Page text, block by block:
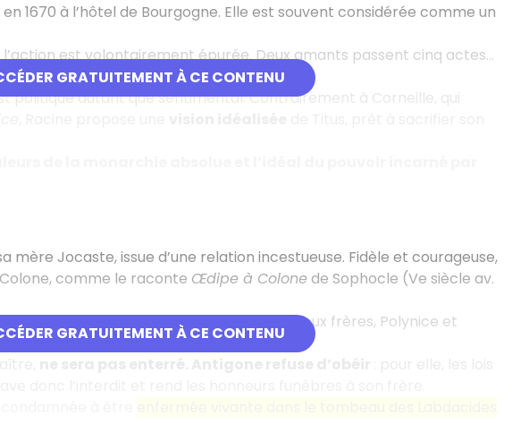
GRATUITEMENT À CE CONTENU
1670 à l’hôtel de Bourgogne. Elle est souvent considérée comme un
est volontairement épurée. Deux amants passent cinq actes…
déchirant entre l’amour et l’honneur
politique autant que sentimental. Contrairement à Corneille, qui
GRATUITEMENT À CE CONTENU
mère Jocaste, issue d’une relation incestueuse. Fidèle et courageuse,
comme le raconte Œdipe à Colonede Sophocle (Ve siècle av.
son destin funeste. Après la mort de ses deux frères, Polynice et
leur oncle Créon prend le pouvoir.